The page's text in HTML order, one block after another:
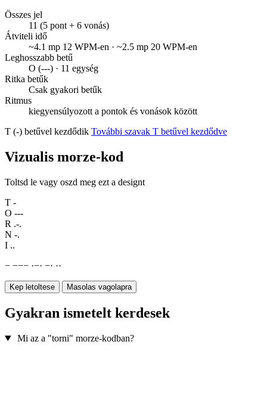
Összes jel
11 (5 pont + 6 vonás)
Átviteli idő
~4.1 mp 12 WPM-en · ~2.5 mp 20 WPM-en
Leghosszabb betű
O (---) · 11 egység
Ritka betűk
Csak gyakori betűk
Ritmus
kiegyensúlyozott a pontok és vonások között
T (-) betűvel kezdődik További szavak T betűvel kezdődve
Vizualis morze-kod
Toltsd le vagy oszd meg ezt a designt
T -
O ---
R .-.
N -.
I ..
− −−− ·−· −· ··
Kep letoltese Masolas vagolapra
Gyakran ismetelt kerdesek
Mi az a "torni" morze-kodban?